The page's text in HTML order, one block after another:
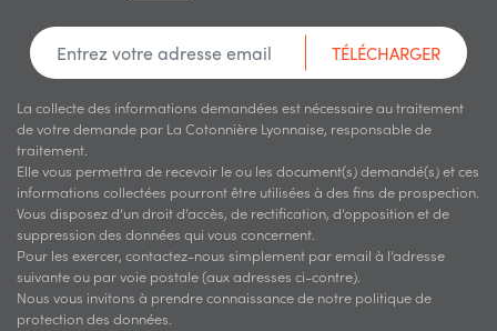
TÉLÉCHARGER
La collecte des informations demandées est nécessaire au traitement
de votre demande par La Cotonnière Lyonnaise, responsable de
traitement.
Elle vous permettra de recevoir le ou les document(s) demandé(s) et ces
informations collectées pourront être utilisées à des fins de prospection.
Vous disposez d’un droit d’accès, de rectification, d’opposition et de
suppression des données qui vous concernent.
Pour les exercer, contactez-nous simplement par email à l’adresse
suivante ou par voie postale (aux adresses ci-contre).
Nous vous invitons à prendre connaissance de notre politique de
protection des données.